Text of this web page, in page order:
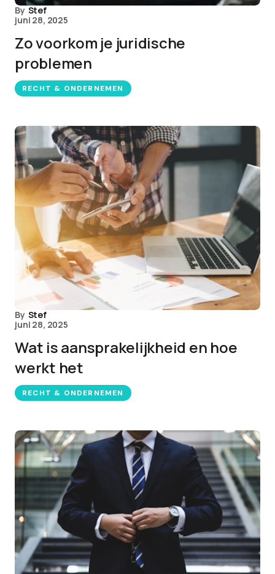
By Stef
juni 28, 2025
Zo voorkom je juridische
problemen
RECHT & ONDERNEMEN
By Stef
juni 28, 2025
Wat is aansprakelijkheid en hoe
werkt het
RECHT & ONDERNEMEN